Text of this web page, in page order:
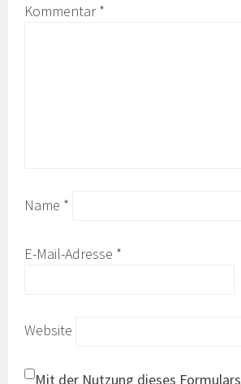
Kommentar*
Name *
E-Mail-Adresse *
Website
Mit der Nutzung dieses